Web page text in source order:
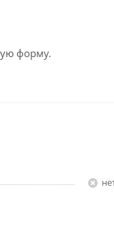
форму.